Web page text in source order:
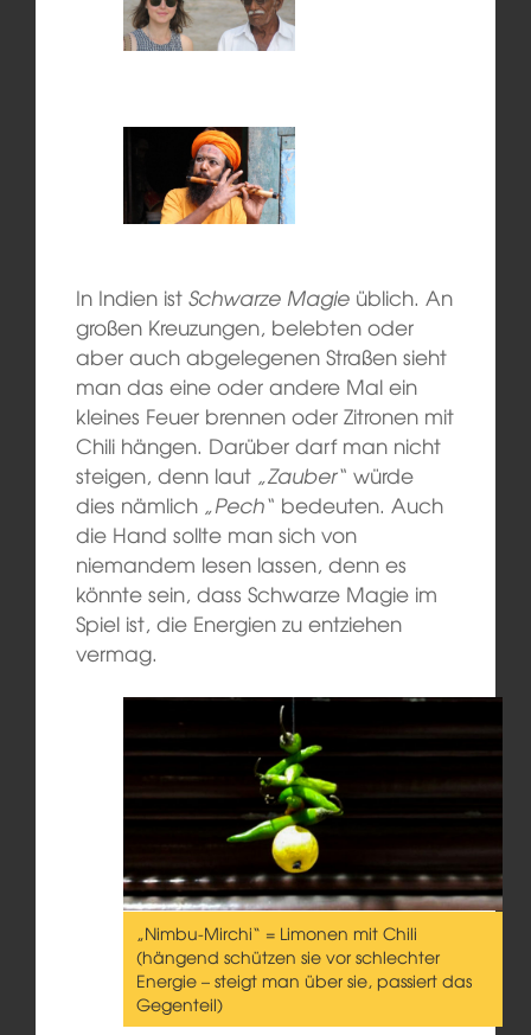
In Indien ist Schwarze Magieüblich. An
großen Kreuzungen, belebten oder
aber auch abgelegenen Straßen sieht
man das eine oder andere Mal ein
kleines Feuer brennen oder Zitronen mit
Chili hängen. Darüber darf man nicht
steigen, denn laut „Zauber“ würde
dies nämlich „Pech“ bedeuten. Auch
die Hand sollte man sich von
niemandem lesen lassen, denn es
könnte sein, dass Schwarze Magie im
Spiel ist, die Energien zu entziehen
vermag.
„Nimbu-Mirchi“ = Limonen mit Chili
(hängend schützen sie vor schlechter
Energie – steigt man über sie, passiert das
Gegenteil)